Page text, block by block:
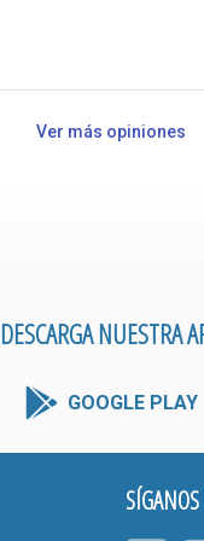
Ver más opiniones
DESCARGA NUESTRA
GOOGLE PLAY